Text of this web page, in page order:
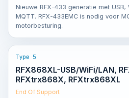
Nieuwe RFX-433 generatie met USB,
MQTT. RFX-433EMC is nodig voor
motorbesturing.
Type 5
RFX868XL-USB/WiFi/LAN,
RFXtrx868X, RFXtrx868XL
End Of Support